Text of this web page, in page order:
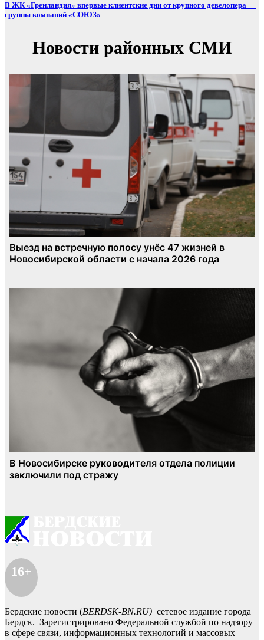
В ЖК «Гренландия» впервые клиентские дни от крупного девелопера —
группы компаний «СОЮЗ»
16+
Бердские новости (BERDSK-BN.RU) сетевое издание города
Бердск. Зарегистрировано Федеральной службой по надзору
в сфере связи, информационных технологий и массовых